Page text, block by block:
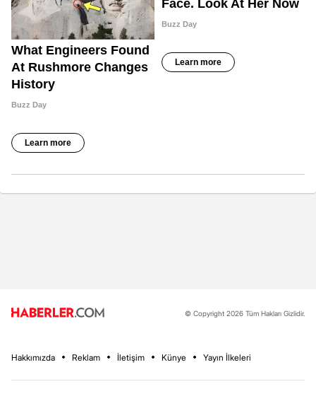
© Copyright 2026 Tüm Hakları Gizlidir.
Hakkımızda Reklam İletişim Künye Yayın İlkeleri